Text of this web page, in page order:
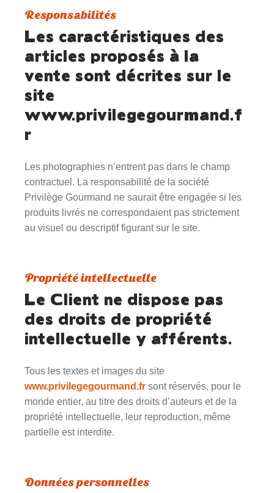
Responsabilités
Les caractéristiques des
articles proposés à la
vente sont décrites sur le
site
www.privilegegourmand.f
r
Les photographies n’entrent pas dans le champ
contractuel. La responsabilité de la société
Privilège Gourmand ne saurait être engagée si les
produits livrés ne correspondaient pas strictement
au visuel ou descriptif figurant sur le site.
Propriété intellectuelle
Le Client ne dispose pas
des droits de propriété
intellectuelle y afférents.
Tous les textes et images du site
www.privilegegourmand.fr sont réservés, pour le
monde entier, au titre des droits d’auteurs et de la
propriété intellectuelle, leur reproduction, même
partielle est interdite.
Données personnelles